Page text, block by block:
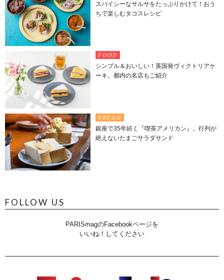
スパイシーなサルサをたっぷりかけて！おう
ちで楽しむタコスレシピ
FOOD
シンプル＆おいしい！英国発ヴィクトリアケ
ーキ。都内の名店もご紹介
BREAD
銀座で35年続く『喫茶アメリカン』。行列が
絶えないたまごサラダサンド
FOLLOW US
PARISmagのFacebookページを
いいね！してください